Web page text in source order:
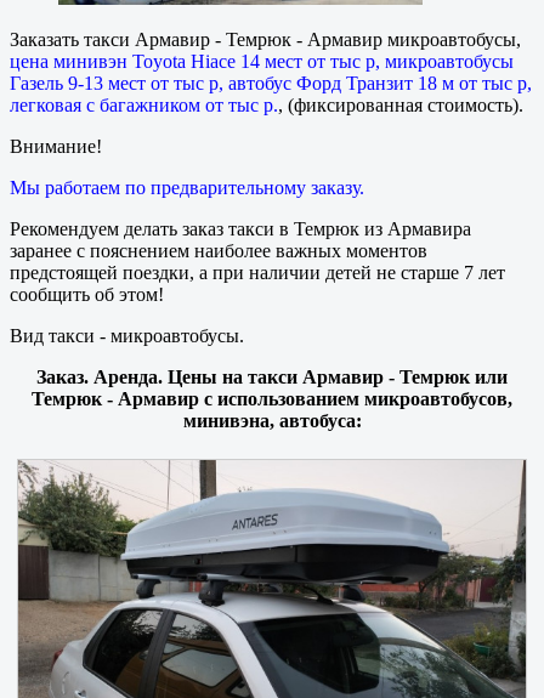
Заказать такси Армавир - Темрюк - Армавир микроавтобусы,
цена минивэн Toyota Hiace 14 мест от тыс р, микроавтобусы
Газель 9-13 мест от тыс р, автобус Форд Транзит 18 м от тыс р,
легковая с багажником от тыс р., (фиксированная стоимость).
Внимание!
Мы работаем по предварительному заказу.
Рекомендуем делать заказ такси в Темрюк из Армавира
заранее с пояснением наиболее важных моментов
предстоящей поездки, а при наличии детей не старше 7 лет
сообщить об этом!
Вид такси - микроавтобусы.
Заказ. Аренда. Цены на такси Армавир - Темрюк или
Темрюк - Армавир с использованием микроавтобусов,
минивэна, автобуса: